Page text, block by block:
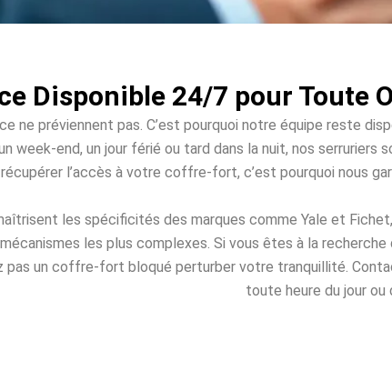
Disponible 24/7 pour Toute
ne préviennent pas. C’est pourquoi notre équipe reste
week-end, un jour férié ou tard dans la nuit, nos serruriers
l’accès à votre coffre-fort, c’est pourquoi nous
les spécificités des marques comme Yale et
les plus complexes. Si vous êtes à la
pas un coffre-fort bloqué perturber votre tranquillité.
toute heure du jour ou